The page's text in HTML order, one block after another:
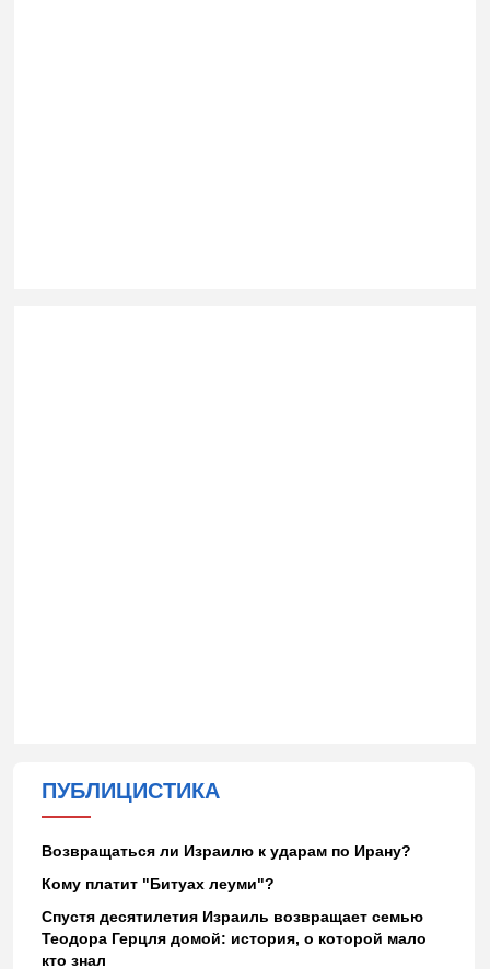
ПУБЛИЦИСТИКА
Возвращаться ли Израилю к ударам по Ирану?
Кому платит "Битуах леуми"?
Спустя десятилетия Израиль возвращает семью
Теодора Герцля домой: история, о которой мало
кто знал